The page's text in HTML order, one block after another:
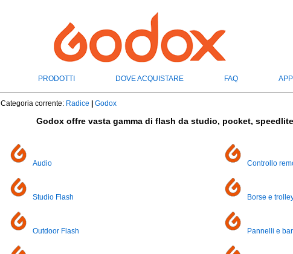
PRODOTTI DOVE ACQUISTARE FAQ
Categoria corrente: Radice Godox
Godox offre vasta gamma di flash da studio, pocket,
Audio Controllo
Studio Flash Borse e
Outdoor Flash Pannelli e